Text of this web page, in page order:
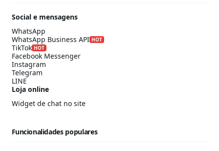
Social e mensagens
WhatsApp
WhatsApp Business API HOT
TikTok HOT
Facebook Messenger
Instagram
Telegram
LINE
Loja online
Widget de chat no site
Funcionalidades populares